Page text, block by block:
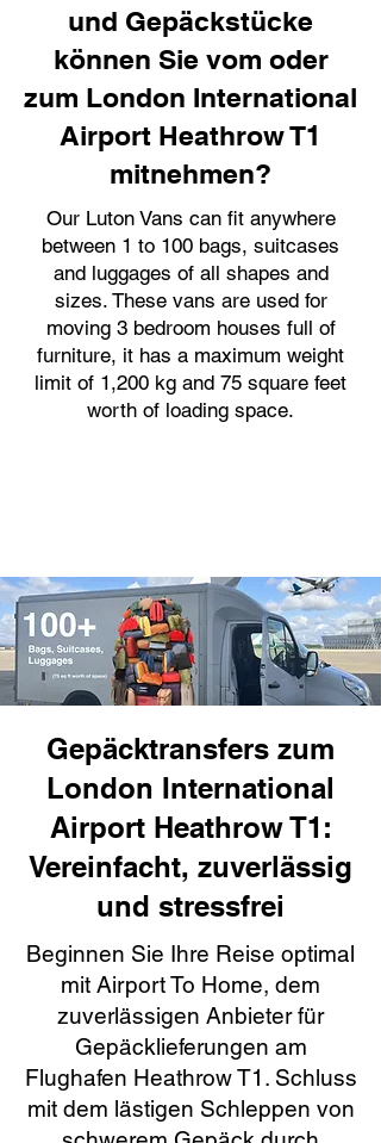
und Gepäckstücke
können Sie vom oder
zum London International
Airport Heathrow T1
mitnehmen?
Our Luton Vans can fit anywhere
between 1 to 100 bags, suitcases
and luggages of all shapes and
sizes. These vans are used for
moving 3 bedroom houses full of
furniture, it has a maximum weight
limit of 1,200 kg and 75 square feet
worth of loading space.
Gepäcktransfers zum
London International
Airport Heathrow T1:
Vereinfacht, zuverlässig
und stressfrei
Beginnen Sie Ihre Reise optimal
mit Airport To Home, dem
zuverlässigen Anbieter für
Gepäcklieferungen am
Flughafen Heathrow T1. Schluss
mit dem lästigen Schleppen von